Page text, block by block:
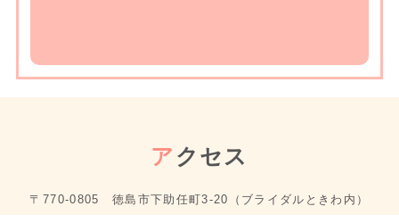
ア クセス
〒770-0805 徳島市下助任町3-20（ブライダルときわ内）